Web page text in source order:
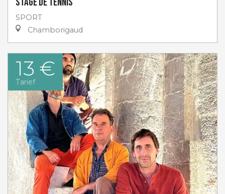
SPORT
Chamborigaud
13 €
Tarief